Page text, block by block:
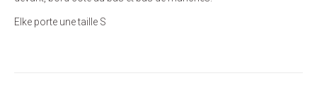
Elke porte une taille S